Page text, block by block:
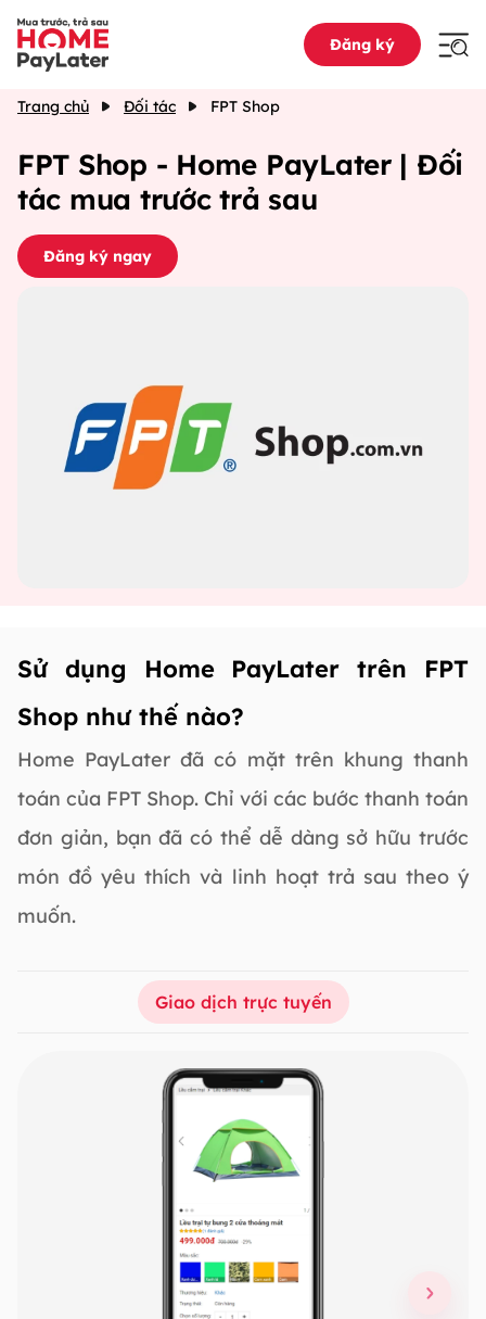
Đăng ký
Trang chủ Đối tác FPT Shop
FPT Shop - Home PayLater | Đối
tác mua trước trả sau
Đăng ký ngay
Sử dụng Home PayLater trên FPT
Shop như thế nào?
Home PayLater đã có mặt trên khung thanh
toán của FPT Shop. Chỉ với các bước thanh toán
đơn giản, bạn đã có thể dễ dàng sở hữu trước
món đồ yêu thích và linh hoạt trả sau theo ý
muốn.
Giao dịch trực tuyến